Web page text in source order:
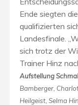
Ende siegten
qualifizierten
Landesfinale.
sich trotz der
Trainer Hinz
Aufstellung
Bamberger,
Heilgeist, Selma